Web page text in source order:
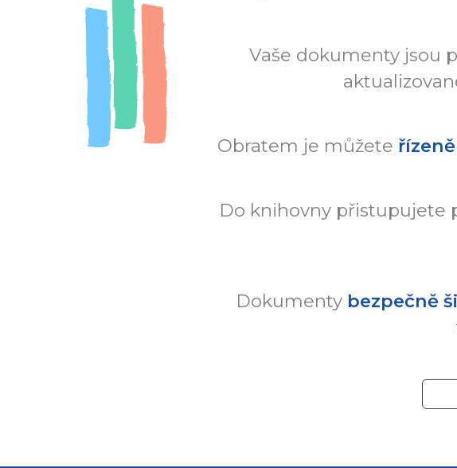
Vaše dokumenty jsou
Obratem je můžete
Do knihovny přistupujete
Dokumenty bezpečně